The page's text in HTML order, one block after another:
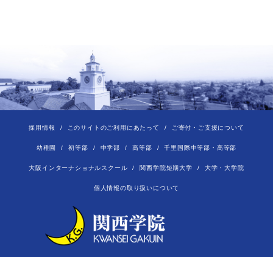
採用情報 このサイトのご利用にあたって ご寄付・ご支援について
幼稚園 初等部 中学部 高等部 千里国際中等部・高等部
大阪インターナショナルスクール 関西学院短期大学 大学・大学院
個人情報の取り扱いについて